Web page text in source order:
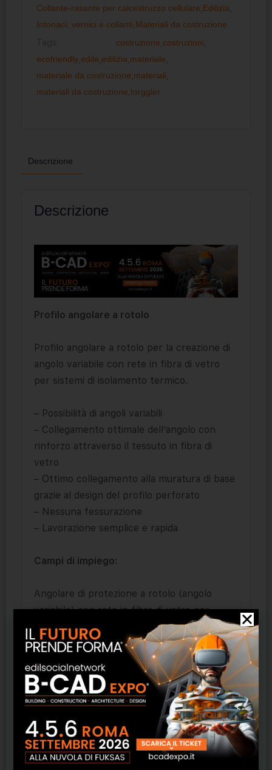
Collante-rasante per calcestruzzo cellulare Edilizia
Intonaci, vernici e collanti Materiali da costruzione
costruzione costruzioni
ecofriendly edile edilizia materiale
materiale da costruzione materiali
materiali da costruzione torggler
Descrizione
Descrizione
Profilo angolare a rotolo
Profilo angolare a rotolo per la creazione di
angolo variabile con rete in fibra di vetro
per sistemi di isolamento termico.
– Possibilità di angoli variabili
– Collegamento ottimale dell’angolo con
rinforzo attraverso il tessuto in fibra di
vetro
– Ottimo collegamento alla muratura di base
grazie al design del profilo perforato
– Nessuna fessurazione
– Lavorazione semplice e rapida
Campi di impiego:
Angolare di protezione a rotolo (angolo
variabile) con rete in fibra di vetro per
sistemi di isolamento termico. Per spessore
di rasatura a 3 e 5 mm. I profili angolari
vengono impiegati nei sistemi di isolamento
termico come profili di intonacatura e come
armatura degli angoli e costituiscono una
copertura rapida e ottimale delle zone
d‘angolo/ degli spigoli.